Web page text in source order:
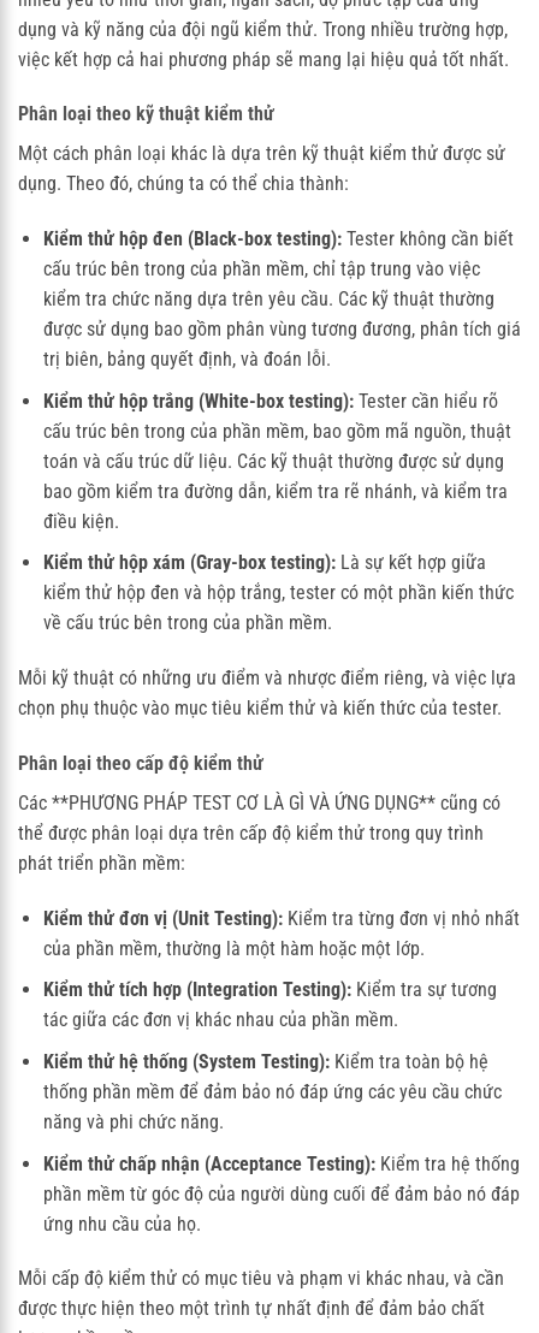
dụng và kỹ năng của đội ngũ kiểm thử. Trong nhiều trường hợp,
việc kết hợp cả hai phương pháp sẽ mang lại hiệu quả tốt nhất.
Phân loại theo kỹ thuật kiểm thử
Một cách phân loại khác là dựa trên kỹ thuật kiểm thử được sử
dụng. Theo đó, chúng ta có thể chia thành:
Kiểm thử hộp đen (Black-box testing):Tester không cần biết
cấu trúc bên trong của phần mềm, chỉ tập trung vào việc
kiểm tra chức năng dựa trên yêu cầu. Các kỹ thuật thường
được sử dụng bao gồm phân vùng tương đương, phân tích giá
trị biên, bảng quyết định, và đoán lỗi.
Kiểm thử hộp trắng (White-box testing):Tester cần hiểu rõ
cấu trúc bên trong của phần mềm, bao gồm mã nguồn, thuật
toán và cấu trúc dữ liệu. Các kỹ thuật thường được sử dụng
bao gồm kiểm tra đường dẫn, kiểm tra rẽ nhánh, và kiểm tra
điều kiện.
Kiểm thử hộp xám (Gray-box testing):Là sự kết hợp giữa
kiểm thử hộp đen và hộp trắng, tester có một phần kiến thức
về cấu trúc bên trong của phần mềm.
Mỗi kỹ thuật có những ưu điểm và nhược điểm riêng, và việc lựa
chọn phụ thuộc vào mục tiêu kiểm thử và kiến thức của tester.
Phân loại theo cấp độ kiểm thử
Các **PHƯƠNG PHÁP TEST CƠ LÀ GÌ VÀ ỨNG DỤNG** cũng có
thể được phân loại dựa trên cấp độ kiểm thử trong quy trình
phát triển phần mềm:
Kiểm thử đơn vị (Unit Testing):Kiểm tra từng đơn vị nhỏ nhất
của phần mềm, thường là một hàm hoặc một lớp.
Kiểm thử tích hợp (Integration Testing):Kiểm tra sự tương
tác giữa các đơn vị khác nhau của phần mềm.
Kiểm thử hệ thống (System Testing):Kiểm tra toàn bộ hệ
thống phần mềm để đảm bảo nó đáp ứng các yêu cầu chức
năng và phi chức năng.
Kiểm thử chấp nhận (Acceptance Testing):Kiểm tra hệ thống
phần mềm từ góc độ của người dùng cuối để đảm bảo nó đáp
ứng nhu cầu của họ.
Mỗi cấp độ kiểm thử có mục tiêu và phạm vi khác nhau, và cần
được thực hiện theo một trình tự nhất định để đảm bảo chất